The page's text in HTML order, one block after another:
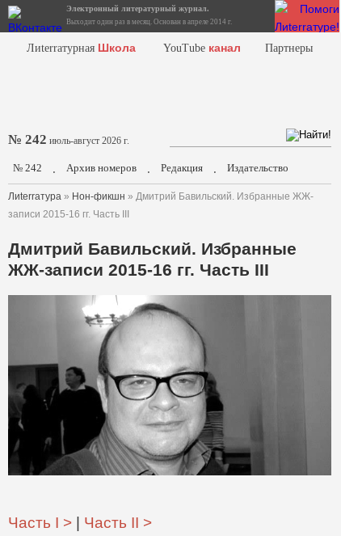
Электронный литературный журнал.
Выходит один раз в месяц. Основан в апреле 2014 г.
Лиterraтурная Школа YouTube канал Партнеры
№ 242 июль-август 2026 г.
№ 242 . Архив номеров . Редакция . Издательство
Лиterraтура » Нон-фикшн » Дмитрий Бавильский. Избранные ЖЖ-
записи 2015-16 гг. Часть III
Дмитрий Бавильский. Избранные
ЖЖ-записи 2015-16 гг. Часть III
Часть I > | Часть II >